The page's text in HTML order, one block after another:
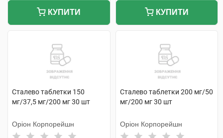
КУПИТИ КУПИТИ
Сталево таблетки 150
мг/37,5 мг/200 мг 30 шт
Оріон Корпорейшн
Сталево таблетки 200 мг/50
мг/200 мг 30 шт
Оріон Корпорейшн